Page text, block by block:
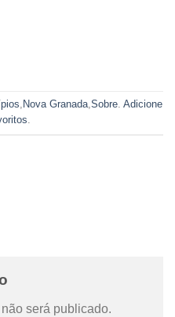
, Nova Granada,Sobre. Adicione
.
será publicado.